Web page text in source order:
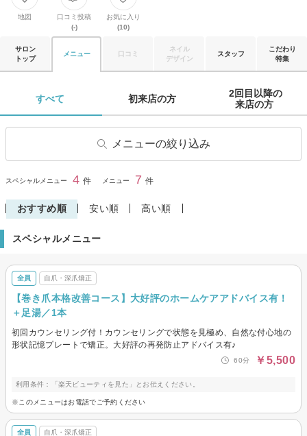
地図
口コミ投稿
(-)
お気に入り
(10)
サロン
トップ
メニュー 口コミ
ネイル
デザイン
スタッフ
こだわり
特集
すべて 初来店の方
2回目以降の
来店の方
メニューの絞り込み
爪・ネイルケア
閉じる
スペシャルメニュー 4 件 メニュー 7 件
おすすめ順 安い順 高い順
スペシャルメニュー
全員 自爪・深爪矯正
【巻き爪本格改善コース】大好評のホームケアアドバイス有！
＋足湯／1本
初回カウンセリング付！カウンセリングで状態を見極め、自然な付心地の
形状記憶プレートで矯正。大好評の再発防止アドバイス有♪
60分 ￥5,500
利用条件：「楽天ビューティを見た」とお伝えください。
※このメニューはお電話でご予約ください
全員 自爪・深爪矯正